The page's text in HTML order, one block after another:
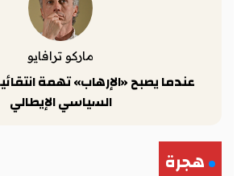
ماركو ترافايو
عندما يصبح «الإرهاب» تهمة
السياسي الإيطالي
هجرة